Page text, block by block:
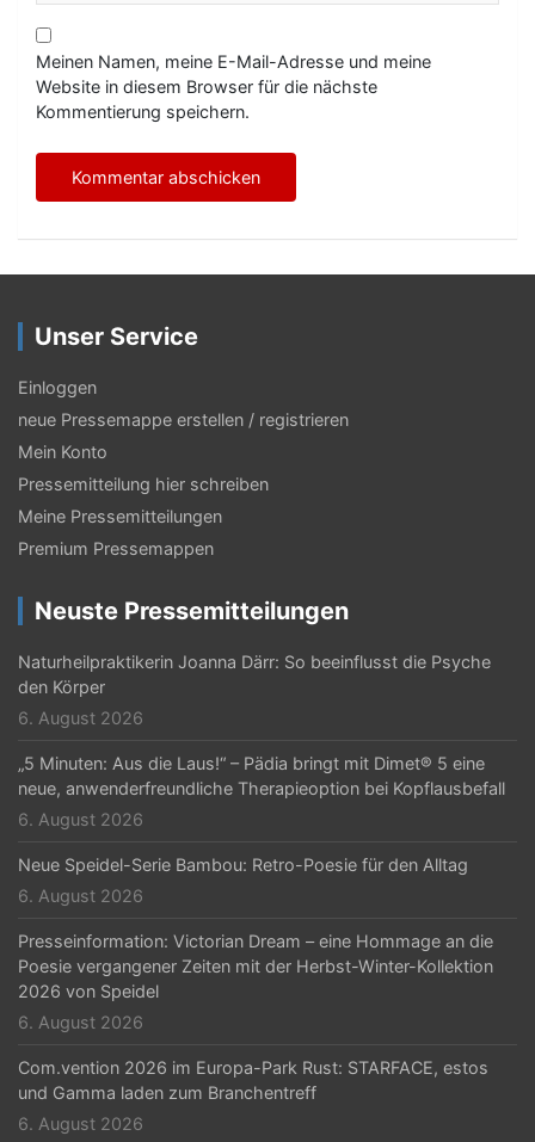
Meinen Namen, meine E-Mail-Adresse und meine
Website in diesem Browser für die nächste
Kommentierung speichern.
Unser Service
Einloggen
neue Pressemappe erstellen / registrieren
Mein Konto
Pressemitteilung hier schreiben
Meine Pressemitteilungen
Premium Pressemappen
Neuste Pressemitteilungen
Naturheilpraktikerin Joanna Därr: So beeinflusst die Psyche
den Körper
6. August 2026
„5 Minuten: Aus die Laus!“ – Pädia bringt mit Dimet® 5 eine
neue, anwenderfreundliche Therapieoption bei Kopflausbefall
6. August 2026
Neue Speidel-Serie Bambou: Retro-Poesie für den Alltag
6. August 2026
Presseinformation: Victorian Dream – eine Hommage an die
Poesie vergangener Zeiten mit der Herbst-Winter-Kollektion
2026 von Speidel
6. August 2026
Com.vention 2026 im Europa-Park Rust: STARFACE, estos
und Gamma laden zum Branchentreff
6. August 2026